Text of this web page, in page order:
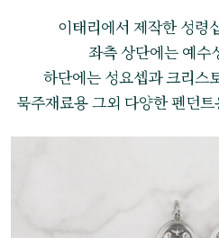
이태리에서 제작한 성령
좌측 상단에는 예수
하단에는 성요셉과 크리스
묵주재료용 그외 다양한 펜던